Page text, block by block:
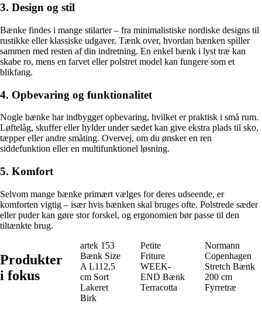
3. Design og stil
Bænke findes i mange stilarter – fra minimalistiske nordiske designs til
rustikke eller klassiske udgaver. Tænk over, hvordan bænken spiller
sammen med resten af din indretning. En enkel bænk i lyst træ kan
skabe ro, mens en farvet eller polstret model kan fungere som et
blikfang.
4. Opbevaring og funktionalitet
Nogle bænke har indbygget opbevaring, hvilket er praktisk i små rum.
Løftelåg, skuffer eller hylder under sædet kan give ekstra plads til sko,
tæpper eller andre småting. Overvej, om du ønsker en ren
siddefunktion eller en multifunktionel løsning.
5. Komfort
Selvom mange bænke primært vælges for deres udseende, er
komforten vigtig – især hvis bænken skal bruges ofte. Polstrede sæder
eller puder kan gøre stor forskel, og ergonomien bør passe til den
tiltænkte brug.
Produkter
i fokus
artek 153
Bænk Size
A L112,5
cm Sort
Lakeret
Birk
Petite
Friture
WEEK-
END Bænk
Terracotta
Normann
Copenhagen
Stretch Bænk
200 cm
Fyrretræ